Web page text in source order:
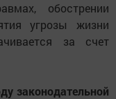
обострении
угрозы жизни
за счет
законодательной